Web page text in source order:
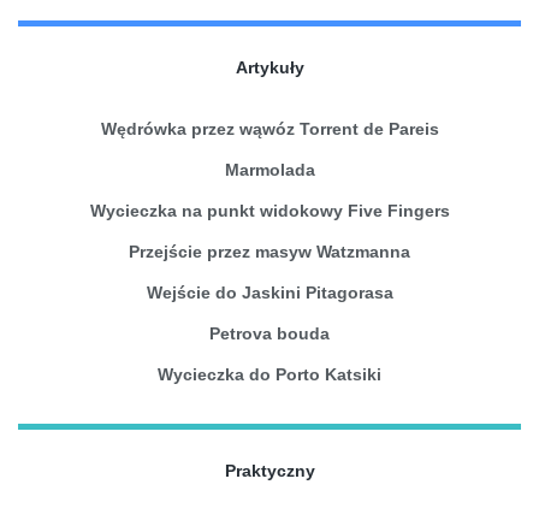
Artykuły
Wędrówka przez wąwóz Torrent de Pareis
Marmolada
Wycieczka na punkt widokowy Five Fingers
Przejście przez masyw Watzmanna
Wejście do Jaskini Pitagorasa
Petrova bouda
Wycieczka do Porto Katsiki
Praktyczny